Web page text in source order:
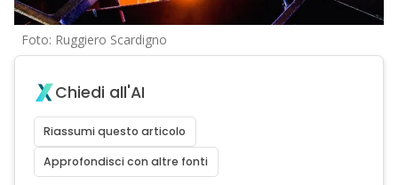
Foto: Ruggiero Scardigno
Chiedi all'AI
Riassumi questo articolo
Approfondisci con altre fonti